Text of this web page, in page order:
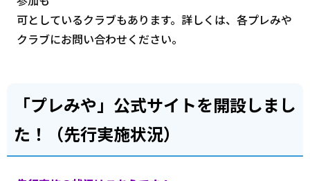
可としているクラブもあります。詳しくは、各プレみや
クラブにお問い合わせください。
「プレみや」公式サイトを開設しまし
た！（先行実施状況）